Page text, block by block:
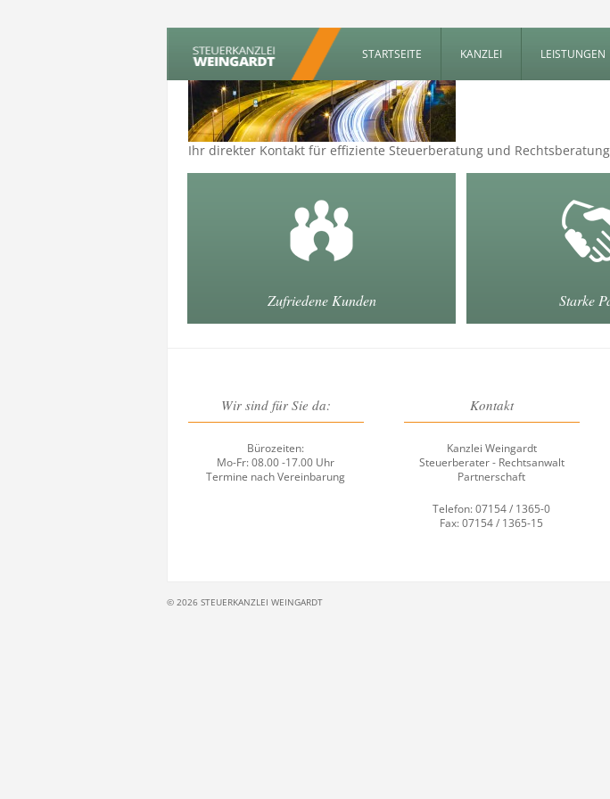
STARTSEITE KANZLEI LEISTUNGEN
Ihr direkter Kontakt für effiziente Steuerberatung und
Zufriedene Kunden Starke
Wir sind für Sie da:
Bürozeiten:
Mo-Fr: 08.00 -17.00 Uhr
Termine nach Vereinbarung
Kontakt
Kanzlei Weingardt
Steuerberater - Rechtsanwalt
Partnerschaft
Telefon: 07154 / 1365-0
Fax: 07154 / 1365-15
© 2026 STEUERKANZLEI WEINGARDT